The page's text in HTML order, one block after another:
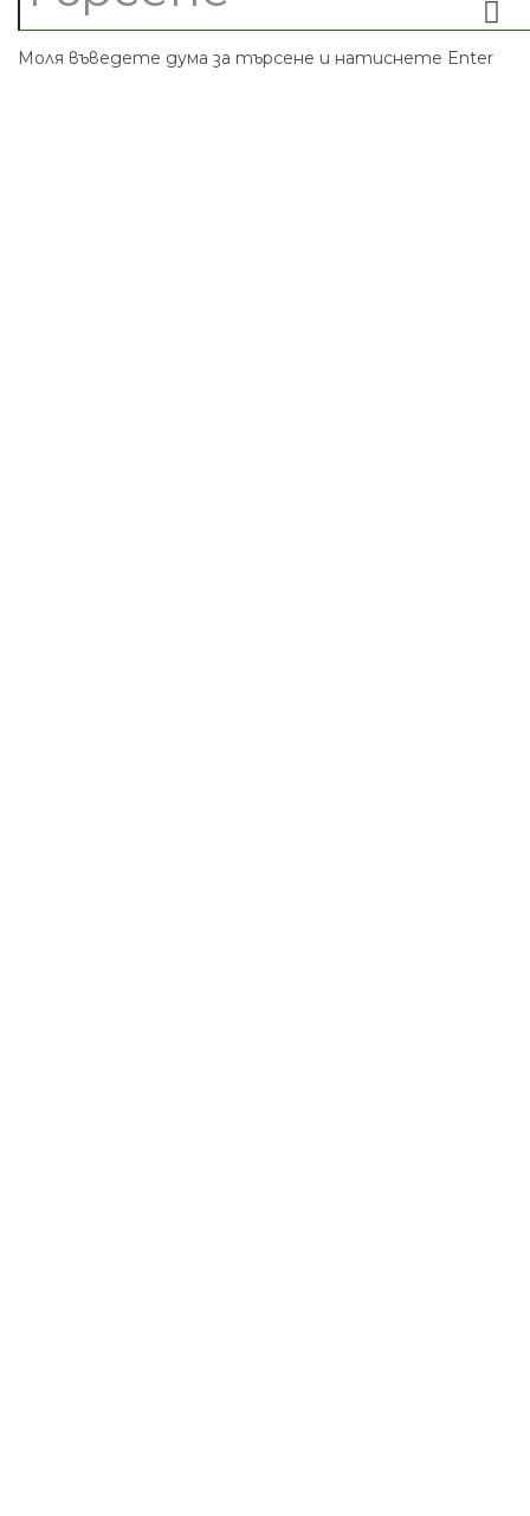
Моля въведете дума за търсене и натиснете Enter